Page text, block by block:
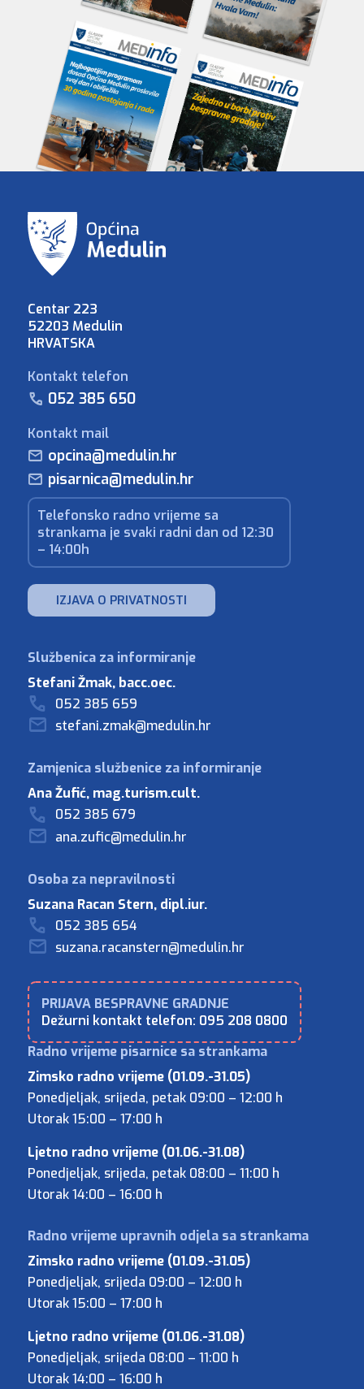
Centar 223
52203 Medulin
HRVATSKA
Kontakt telefon
052 385 650
Kontakt mail
opcina@medulin.hr
pisarnica@medulin.hr
Telefonsko radno vrijeme sa
strankama je svaki radni dan od 12:30
– 14:00h
IZJAVA O PRIVATNOSTI
Stefani Žmak, bacc.oec.
052 385 659
stefani.zmak@medulin.hr
Ana Žufić, mag.turism.cult.
052 385 679
ana.zufic@medulin.hr
Suzana Racan Stern, dipl.iur.
052 385 654
suzana.racanstern@medulin.hr
Dežurni kontakt telefon: 095 208 0800
Zimsko radno vrijeme (01.09.-31.05)
Ponedjeljak, srijeda, petak 09:00 – 12:00 h
Utorak 15:00 – 17:00 h
Ljetno radno vrijeme (01.06.-31.08)
Ponedjeljak, srijeda, petak 08:00 – 11:00 h
Utorak 14:00 – 16:00 h
Zimsko radno vrijeme (01.09.-31.05)
Ponedjeljak, srijeda 09:00 – 12:00 h
Utorak 15:00 – 17:00 h
Ljetno radno vrijeme (01.06.-31.08)
Ponedjeljak, srijeda 08:00 – 11:00 h
Utorak 14:00 – 16:00 h